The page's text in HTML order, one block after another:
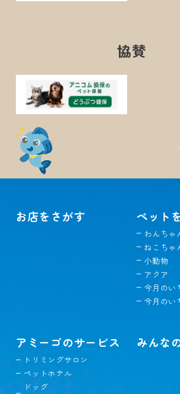
協賛
お店をさがす ペット
わんちゃ
ねこちゃ
小動物
アクア
今月のい
今月のい
アミーゴのサービス
トリミングサロン
ペットホテル
ドッグ
みんな